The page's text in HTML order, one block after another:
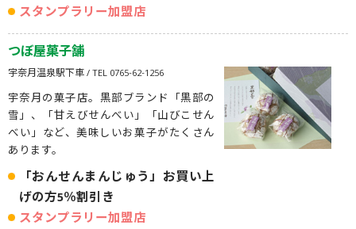
スタンプラリー加盟店
つぼ屋菓子舗
宇奈月温泉駅下車 / TEL 0765-62-1256
宇奈月の菓子店。黒部ブランド「黒部の
雪」、「甘えびせんべい」「山びこせん
べい」など、美味しいお菓子がたくさん
あります。
「おんせんまんじゅう」お買い上
げの方5％割引き
スタンプラリー加盟店